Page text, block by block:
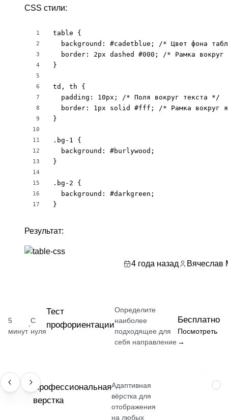
CSS стили:
1
2
3
4
5
6
7
8
9
10
11
12
13
14
15
16
17
table {
background: #cadetblue; /* Цвет фона
border: 2px dashed #000; /* Рамка вокруг
}
td, th {
  padding: 10px; /* Поля вокруг текста */
border: 1px solid #fff; /* Рамка вокруг
}
.bg-1 {
  background: #burlywood;
}
.bg-2 {
  background: #darkgreen;
}
Результат:
4 года назад Вячеслав
5
минут
·
С
нуля
Тест
профориентации
Определите
наиболее
подходящее для
себя направление
Бесплатно
Посмотреть
→
НАВЫК
Профессиональная
верстка
Адаптивная
вёрстка для
отображения
на любых